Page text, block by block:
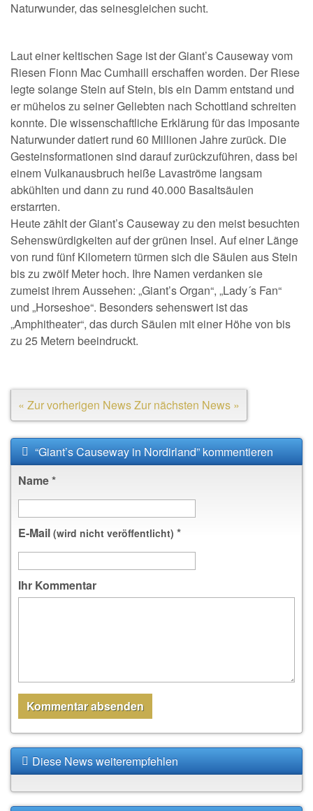
Naturwunder, das seinesgleichen sucht.
Laut einer keltischen Sage ist der Giant’s Causeway vom
Riesen Fionn Mac Cumhaill erschaffen worden. Der Riese
legte solange Stein auf Stein, bis ein Damm entstand und
er mühelos zu seiner Geliebten nach Schottland schreiten
konnte. Die wissenschaftliche Erklärung für das imposante
Naturwunder datiert rund 60 Millionen Jahre zurück. Die
Gesteinsformationen sind darauf zurückzuführen, dass bei
einem Vulkanausbruch heiße Lavaströme langsam
abkühlten und dann zu rund 40.000 Basaltsäulen
erstarrten.
Heute zählt der Giant’s Causeway zu den meist besuchten
Sehenswürdigkeiten auf der grünen Insel. Auf einer Länge
von rund fünf Kilometern türmen sich die Säulen aus Stein
bis zu zwölf Meter hoch. Ihre Namen verdanken sie
zumeist ihrem Aussehen: „Giant’s Organ“, „Lady´s Fan“
und „Horseshoe“. Besonders sehenswert ist das
„Amphitheater“, das durch Säulen mit einer Höhe von bis
zu 25 Metern beeindruckt.
« Zur vorherigen NewsZur nächsten News »
“Giant’s Causeway in Nordirland” kommentieren
Name*
E-Mail (wird nicht veröffentlicht) *
Ihr Kommentar
Diese News weiterempfehlen